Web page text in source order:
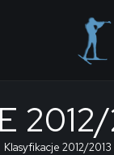
Klasyfikacje 2012/2013